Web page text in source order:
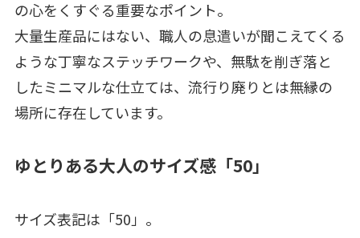
の心をくすぐる重要なポイント。
大量生産品にはない、職人の息遣いが聞こえてくる
ような丁寧なステッチワークや、無駄を削ぎ落と
したミニマルな仕立ては、流行り廃りとは無縁の
場所に存在しています。
ゆとりある大人のサイズ感「50」
サイズ表記は「50」。